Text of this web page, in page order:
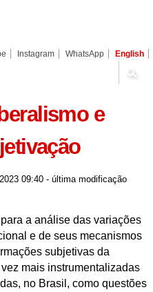
Instagram WhatsApp English
e
09:40 - última modificação
a análise das variações
e de seus mecanismos
subjetivas da
mais instrumentalizadas
no Brasil, como questões